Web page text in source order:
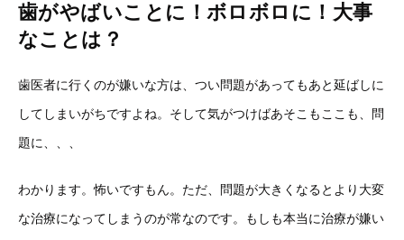
歯がやばいことに！ボロボロに！大事
なことは？
歯医者に行くのが嫌いな方は、つい問題があってもあと延ばしに
してしまいがちですよね。そして気がつけばあそこもここも、問
題に、、、
わかります。怖いですもん。ただ、問題が大きくなるとより大変
な治療になってしまうのが常なのです。もしも本当に治療が嫌い